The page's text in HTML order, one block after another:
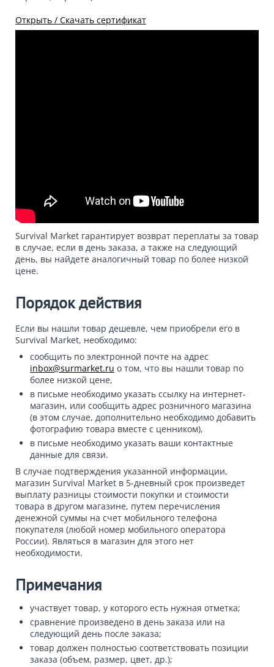
Открыть / Скачать сертификат
Survival Market гарантирует возврат переплаты за товар
в случае, если в день заказа, а также на следующий
день, вы найдете аналогичный товар по более низкой
цене.
Порядок действия
Если вы нашли товар дешевле, чем приобрели его в
Survival Market, необходимо:
сообщить по электронной почте на адрес
inbox@surmarket.ru о том, что вы нашли товар по
более низкой цене,
в письме необходимо указать ссылку на интернет-
магазин, или сообщить адрес розничного магазина
(в этом случае, дополнительно необходимо добавить
фотографию товара вместе с ценником),
в письме необходимо указать ваши контактные
данные для связи.
В случае подтверждения указанной информации,
магазин Survival Market в 5-дневный срок произведет
выплату разницы стоимости покупки и стоимости
товара в другом магазине, путем перечисления
денежной суммы на счет мобильного телефона
покупателя (любой номер мобильного оператора
России). Являться в магазин для этого нет
необходимости.
Примечания
участвует товар, у которого есть нужная отметка;
сравнение произведено в день заказа или на
следующий день после заказа;
товар должен полностью соответствовать позиции
заказа (объем, размер, цвет, др.);